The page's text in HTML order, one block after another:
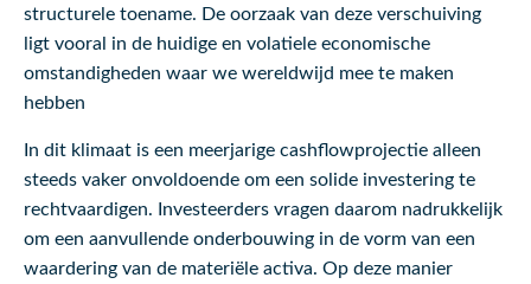
structurele toename. De oorzaak van deze verschuiving
ligt vooral in de huidige en volatiele economische
omstandigheden waar we wereldwijd mee te maken
hebben
In dit klimaat is een meerjarige cashflowprojectie alleen
steeds vaker onvoldoende om een solide investering te
rechtvaardigen. Investeerders vragen daarom nadrukkelijk
om een aanvullende onderbouwing in de vorm van een
waardering van de materiële activa. Op deze manier